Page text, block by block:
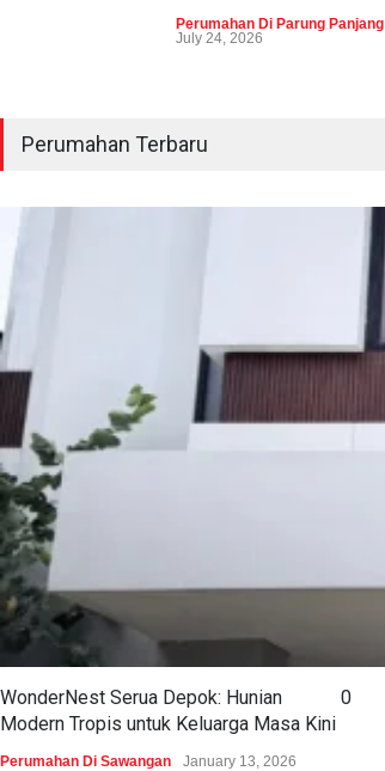
Perumahan Di Parung Panjang
July 24, 2026
Perumahan Terbaru
WonderNest Serua Depok: Hunian
Modern Tropis untuk Keluarga Masa Kini
0
Perumahan Di Sawangan January 13, 2026